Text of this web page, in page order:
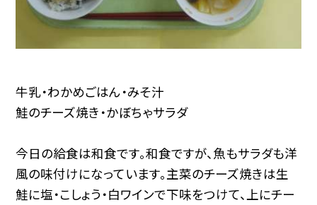
牛乳・わかめごはん・みそ汁
鮭のチーズ焼き・かぼちゃサラダ
今日の給食は和食です。和食ですが、魚もサラダも洋
風の味付けになっています。主菜のチーズ焼きは生
鮭に塩・こしょう・白ワインで下味をつけて、上にチー